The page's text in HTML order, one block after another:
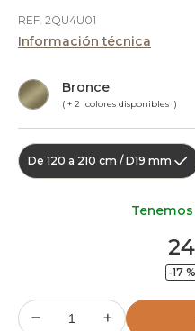
REF. 2QU4U01
Información técnica
Bronce
( + 2 colores disponibles )
De 120 a 210 cm / D19 mm
24
-17 %